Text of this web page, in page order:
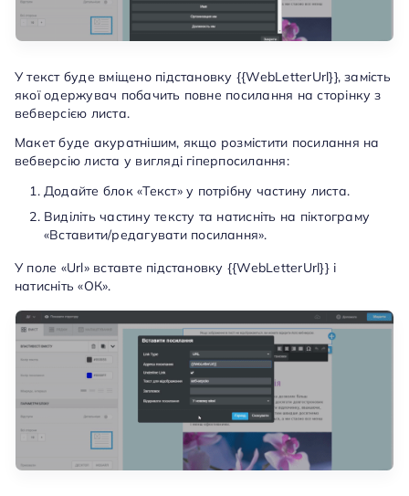
У текст буде вміщено підстановку {{WebLetterUrl}}, замість
якої одержувач побачить повне посилання на сторінку з
вебверсією листа.
Макет буде акуратнішим, якщо розмістити посилання на
вебверсію листа у вигляді гіперпосилання:
Додайте блок «Текст» у потрібну частину листа.
Виділіть частину тексту та натисніть на піктограму
«Вставити/редагувати посилання».
У поле «Url» вставте підстановку {{WebLetterUrl}} і
натисніть «ОК».